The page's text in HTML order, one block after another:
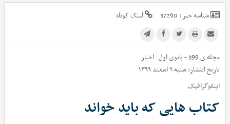
شناسه خبر : 37290 لینک کوتاه
مجله ی 399 - بانوی اول
اخبار
تاریخ انتشار:شنبه ۹ اسفند ۱۳۹۹
اینفوگرافیک
کتاب هایی که باید خواند